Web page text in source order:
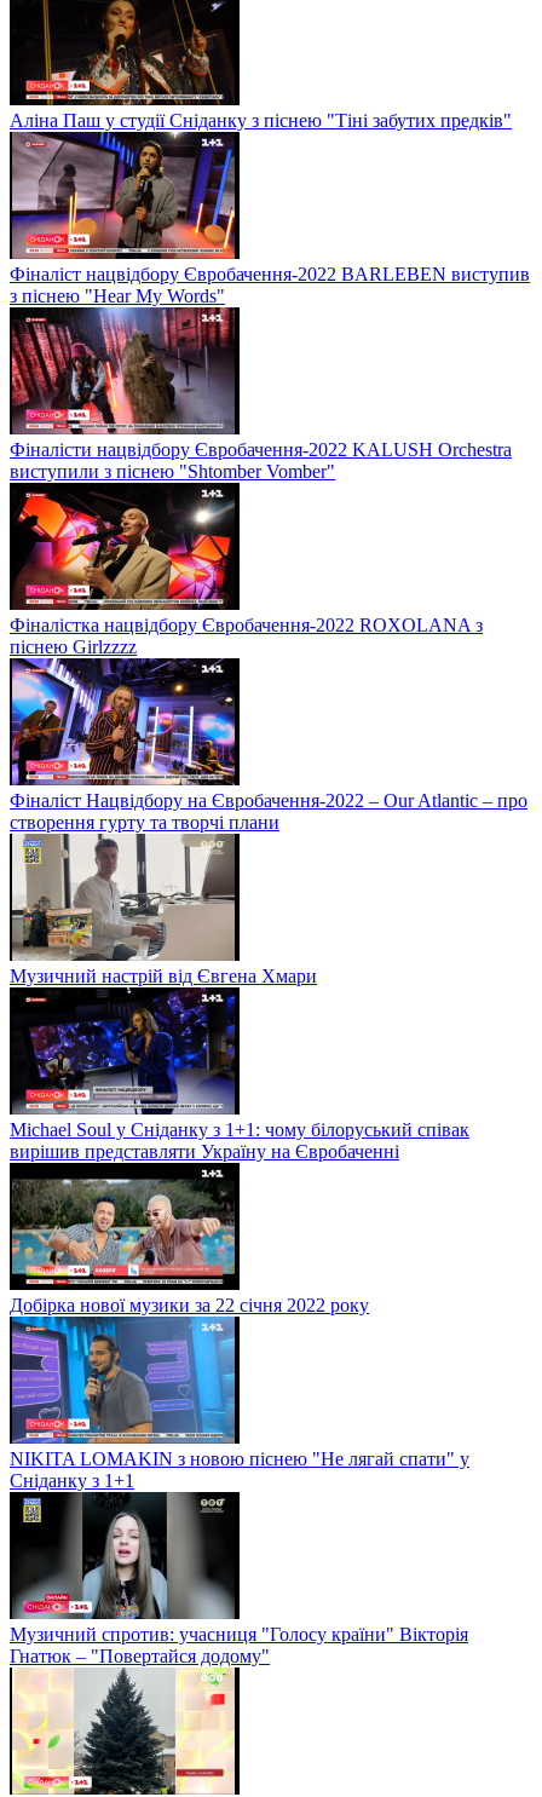
Аліна Паш у студії Сніданку з піснею "Тіні забутих предків"
Фіналіст нацвідбору Євробачення-2022 BARLEBEN виступив
з піснею "Hear My Words"
Фіналісти нацвідбору Євробачення-2022 KALUSH Orchestra
виступили з піснею "Shtomber Vomber"
Фіналістка нацвідбору Євробачення-2022 ROXOLANA з
піснею Girlzzzz
Фіналіст Нацвідбору на Євробачення-2022 – Our Atlantic – про
створення гурту та творчі плани
Музичний настрій від Євгена Хмари
Michael Soul у Сніданку з 1+1: чому білоруський співак
вирішив представляти Україну на Євробаченні
Добірка нової музики за 22 січня 2022 року
NIKITA LOMAKIN з новою піснею "Не лягай спати" у
Сніданку з 1+1
Музичний спротив: учасниця "Голосу країни" Вікторія
Гнатюк – "Повертайся додому"